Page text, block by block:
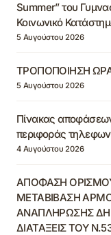
Summer” του
Κοινωνικό
5 Αυγούστου 2026
ΤΡΟΠΟΠΟΙΗΣΗ
5 Αυγούστου 2026
Πίνακας
περιφοράς
4 Αυγούστου 2026
ΑΠΟΦΑΣΗ
ΜΕΤΑΒΙΒΑΣΗ
ΑΝΑΠΛΗΡΩΣΗΣ
ΔΙΑΤΑΞΕΙΣ ΤΟΥ